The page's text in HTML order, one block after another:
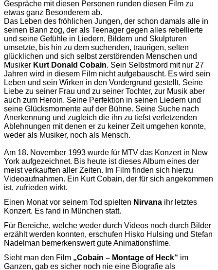
Gespräche mit diesen Personen runden diesen Film zu
etwas ganz Besonderem ab.
Das Leben des fröhlichen Jungen, der schon damals alle in
seinen Bann zog, der als Teenager gegen alles rebellierte
und seine Gefühle in Liedern, Bildern und Skulpturen
umsetzte, bis hin zu dem suchenden, traurigen, selten
glücklichen und sich selbst zerstörenden Menschen und
Musiker Kurt Donald Cobain. Sein Selbstmord mit nur 27
Jahren wird in diesem Film nicht aufgebauscht. Es wird sein
Leben und sein Wirken in den Vordergrund gestellt. Seine
Liebe zu seiner Frau und zu seiner Tochter, zur Musik aber
auch zum Heroin. Seine Perfektion in seinen Liedern und
seine Glücksmomente auf der Bühne. Seine Suche nach
Anerkennung und zugleich die ihn zu tiefst verletzenden
Ablehnungen mit denen er zu keiner Zeit umgehen konnte,
weder als Musiker, noch als Mensch.
Am 18. November 1993 wurde für MTV das Konzert in New
York aufgezeichnet. Bis heute ist dieses Album eines der
meist verkauften aller Zeiten. Im Film finden sich hierzu
Videoaufnahmen. Ein Kurt Cobain, der für sich angekommen
ist, zufrieden wirkt.
Einen Monat vor seinem Tod spielten Nirvana ihr letztes
Konzert. Es fand in München statt.
Für Bereiche, welche weder durch Videos noch durch Bilder
erzählt werden konnten, erschufen Hisko Hulsing und Stefan
Nadelman bemerkenswert gute Animationsfilme.
Sieht man den Film „Cobain – Montage of Heck“ im
Ganzen, gab es sicher noch nie eine Biografie als